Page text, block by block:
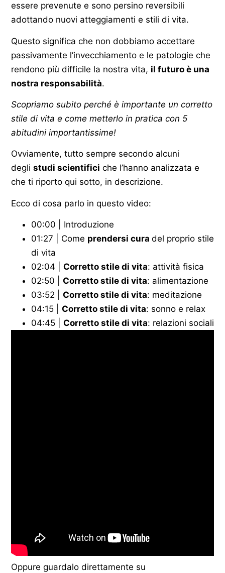
essere prevenute e sono persino reversibili
adottando nuovi atteggiamenti e stili di vita.
Questo significa che non dobbiamo accettare
passivamente l’invecchiamento e le patologie che
rendono più difficile la nostra vita, il futuro è una
nostra responsabilità.
Scopriamo subito perché è importante un corretto
stile di vita e come metterlo in pratica con 5
abitudini importantissime!
Ovviamente, tutto sempre secondo alcuni
degli studi scientifici che l’hanno analizzata e
che ti riporto qui sotto, in descrizione.
Ecco di cosa parlo in questo video:
00:00 | Introduzione
01:27 | Come prendersi cura del proprio stile
di vita
02:04 | Corretto stile di vita: attività fisica
02:50 | Corretto stile di vita: alimentazione
03:52 | Corretto stile di vita: meditazione
04:15 | Corretto stile di vita: sonno e relax
04:45 | Corretto stile di vita: relazioni sociali
Oppure guardalo direttamente su